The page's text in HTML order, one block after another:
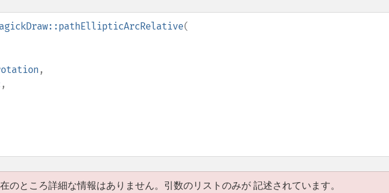
(
,
,
のところ詳細な情報はありません。引数のリストのみが 記述されています。